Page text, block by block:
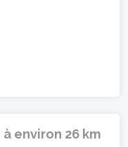
à environ 26 km